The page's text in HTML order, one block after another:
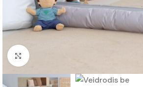
Padidinti nuotrauką